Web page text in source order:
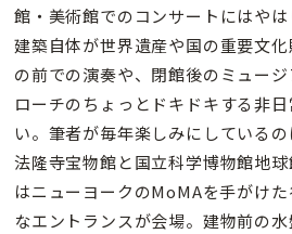
館・美術館でのコンサートにはやは
建築自体が世界遺産や国の重要文
の前での演奏や、閉館後のミュー
ローチのちょっとドキドキする非
い。筆者が毎年楽しみにしている
法隆寺宝物館と国立科学博物館地
はニューヨークのMoMAを手がけ
なエントランスが会場。建物前の